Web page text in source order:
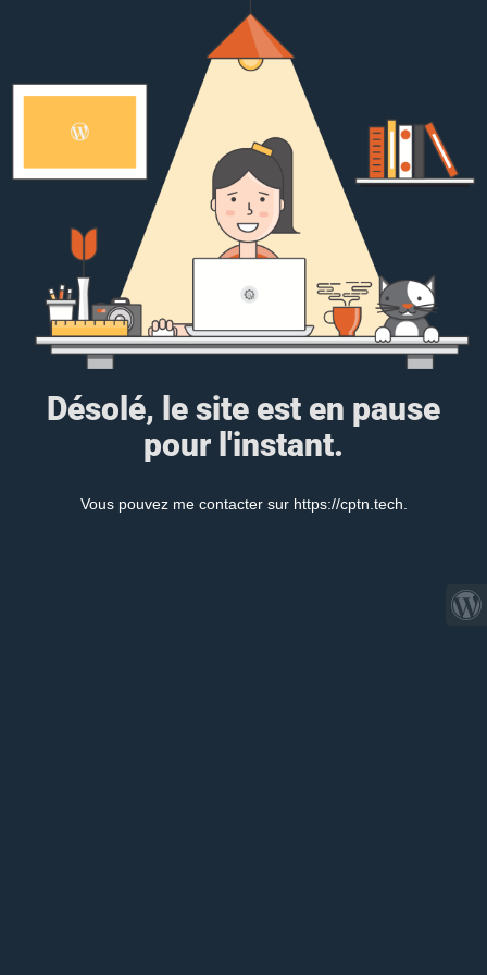
Désolé, le site est en pause
pour l'instant.
Vous pouvez me contacter sur https://cptn.tech.